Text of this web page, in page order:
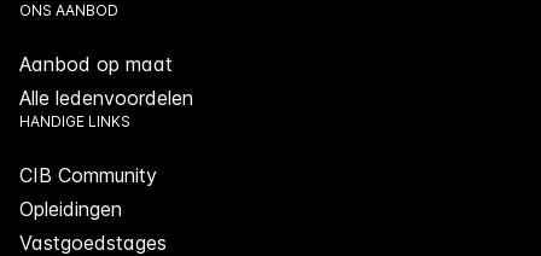
ONS AANBOD
Aanbod op maat
Alle ledenvoordelen
HANDIGE LINKS
CIB Community
Opleidingen
Vastgoedstages